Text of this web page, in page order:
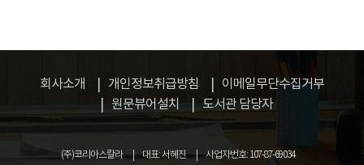
회사소개 개인정보취급방침
이메일무단수집거부
원문뷰어설치
도서관 담당자
(주)코리아스칼라 대표: 서혜진 사업자번호: 107-87-69034